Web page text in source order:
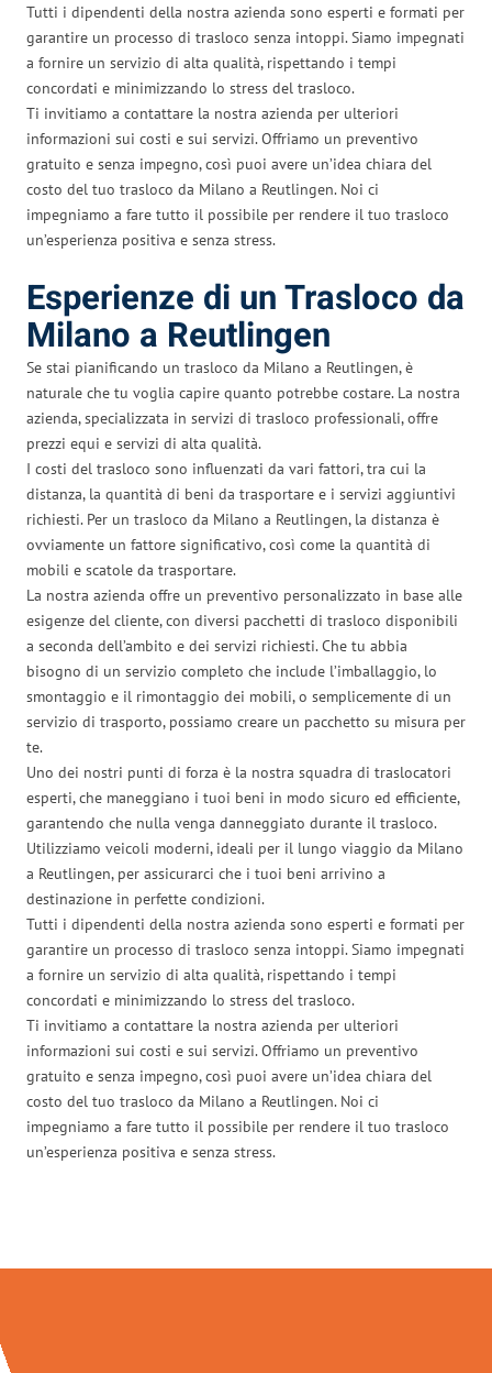
Tutti i dipendenti della nostra azienda sono esperti e formati per
garantire un processo di trasloco senza intoppi. Siamo impegnati
a fornire un servizio di alta qualità, rispettando i tempi
concordati e minimizzando lo stress del trasloco.
Ti invitiamo a contattare la nostra azienda per ulteriori
informazioni sui costi e sui servizi. Offriamo un preventivo
gratuito e senza impegno, così puoi avere un’idea chiara del
costo del tuo trasloco da Milano a Reutlingen. Noi ci
impegniamo a fare tutto il possibile per rendere il tuo trasloco
un’esperienza positiva e senza stress.
Esperienze di un Trasloco da
Milano a Reutlingen
Se stai pianificando un trasloco da Milano a Reutlingen, è
naturale che tu voglia capire quanto potrebbe costare. La nostra
azienda, specializzata in servizi di trasloco professionali, offre
prezzi equi e servizi di alta qualità.
I costi del trasloco sono influenzati da vari fattori, tra cui la
distanza, la quantità di beni da trasportare e i servizi aggiuntivi
richiesti. Per un trasloco da Milano a Reutlingen, la distanza è
ovviamente un fattore significativo, così come la quantità di
mobili e scatole da trasportare.
La nostra azienda offre un preventivo personalizzato in base alle
esigenze del cliente, con diversi pacchetti di trasloco disponibili
a seconda dell’ambito e dei servizi richiesti. Che tu abbia
bisogno di un servizio completo che include l’imballaggio, lo
smontaggio e il rimontaggio dei mobili, o semplicemente di un
servizio di trasporto, possiamo creare un pacchetto su misura per
te.
Uno dei nostri punti di forza è la nostra squadra di traslocatori
esperti, che maneggiano i tuoi beni in modo sicuro ed efficiente,
garantendo che nulla venga danneggiato durante il trasloco.
Utilizziamo veicoli moderni, ideali per il lungo viaggio da Milano
a Reutlingen, per assicurarci che i tuoi beni arrivino a
destinazione in perfette condizioni.
Tutti i dipendenti della nostra azienda sono esperti e formati per
garantire un processo di trasloco senza intoppi. Siamo impegnati
a fornire un servizio di alta qualità, rispettando i tempi
concordati e minimizzando lo stress del trasloco.
Ti invitiamo a contattare la nostra azienda per ulteriori
informazioni sui costi e sui servizi. Offriamo un preventivo
gratuito e senza impegno, così puoi avere un’idea chiara del
costo del tuo trasloco da Milano a Reutlingen. Noi ci
impegniamo a fare tutto il possibile per rendere il tuo trasloco
un’esperienza positiva e senza stress.